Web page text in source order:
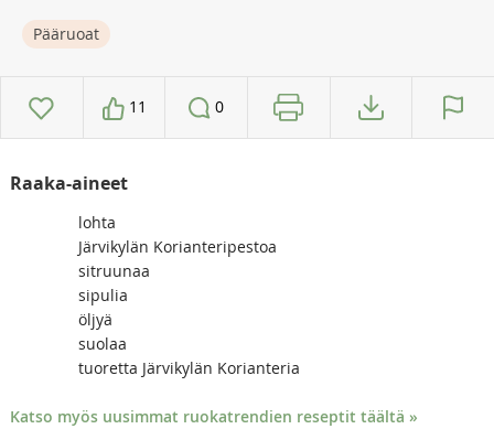
Pääruoat
11 0
Raaka-aineet
lohta
Järvikylän Korianteripestoa
sitruunaa
sipulia
öljyä
suolaa
tuoretta Järvikylän Korianteria
Katso myös uusimmat ruokatrendien reseptit täältä »